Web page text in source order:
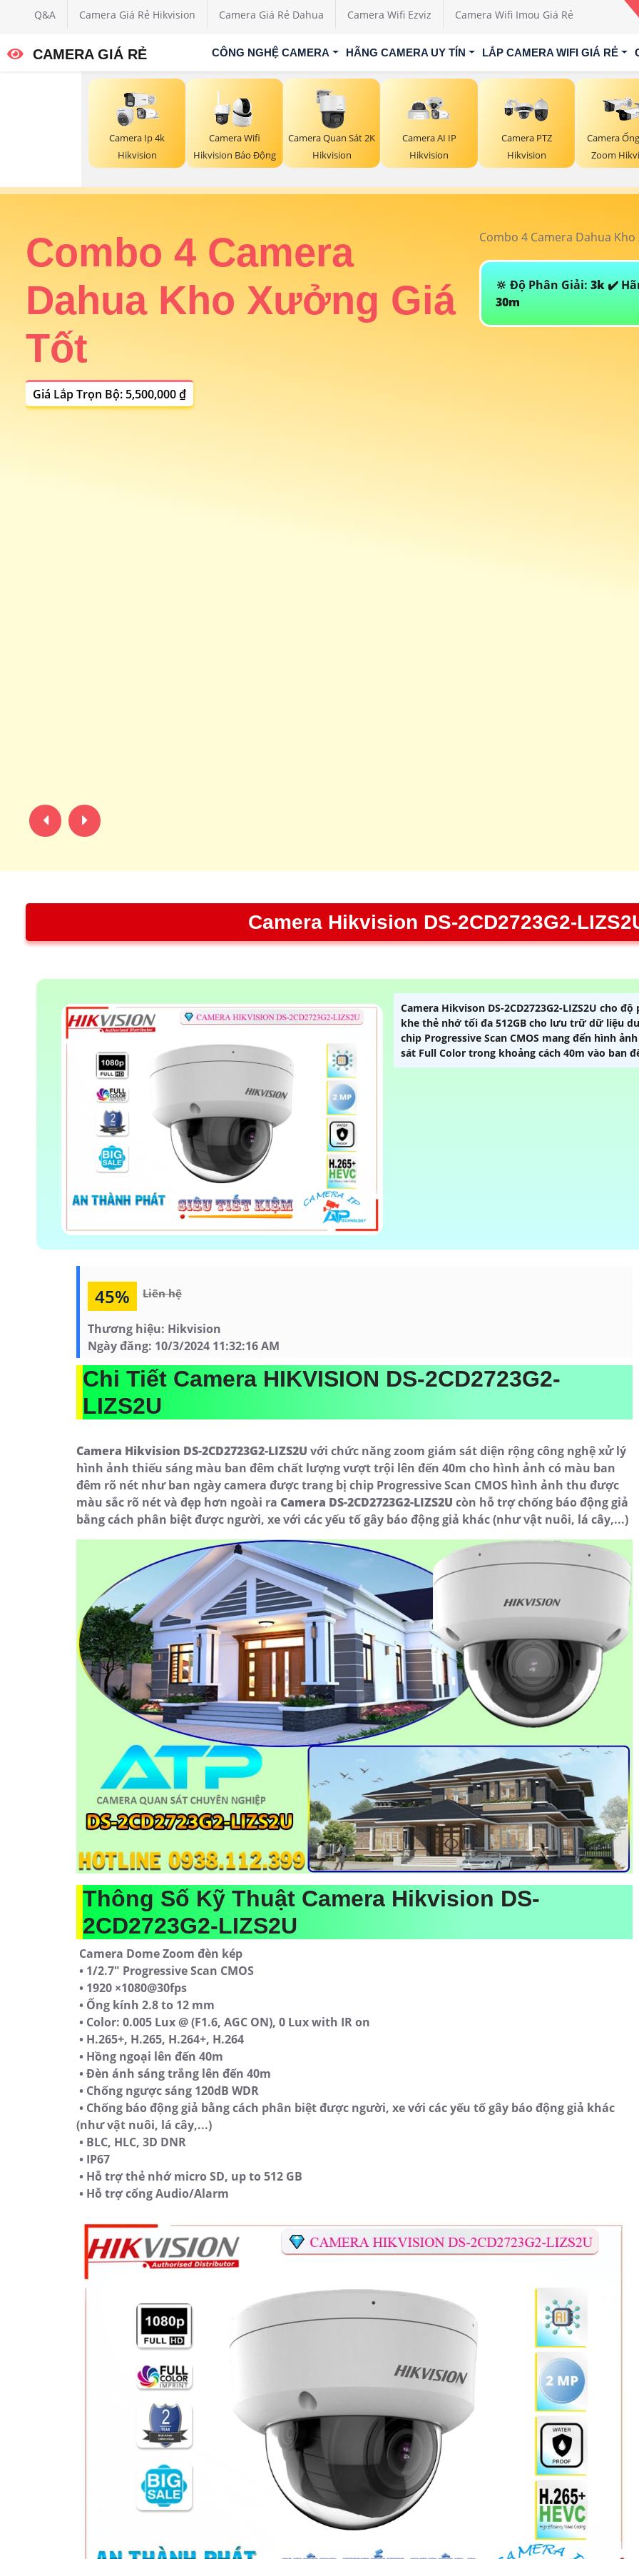
Q&A Camera Giá Rẻ Hikvision Camera Giá Rẻ Dahua Camera Wifi Ezviz Camera Wifi Imou Giá Rẻ
CAMERA GIÁ RẺ CÔNG NGHỆ CAMERA HÃNG CAMERA UY TÍN LẮP CAMERA WIFI GIÁ RẺ
Camera Ip 4k
Hikvision
Camera Wifi
Hikvision Báo Động
Camera Quan Sát 2K
Hikvision
Camera AI IP
Hikvision
Camera PTZ
Hikvision
Camera
Zoom
Combo 4 Camera
Dahua Kho Xưởng Giá
Tốt
Giá Lắp Trọn Bộ: 5,500,000 ₫
Combo 4 Camera Dahua
🔆 Độ Phân Giải: 3k✔️
30m
Camera Hikvision DS-2CD2723G2-
Camera Hikvison DS-2CD2723G2-LIZS2U cho
khe thẻ nhớ tối đa 512GB cho lưu trữ dữ liệu
chip Progressive Scan CMOS mang đến hình
sát Full Color trong khoảng cách 40m vào ban
45% Liên hệ
Thương hiệu: Hikvision
Ngày đăng: 10/3/2024 11:32:16 AM
Chi Tiết Camera HIKVISION DS-2CD2723G2-
LIZS2U
Camera Hikvision DS-2CD2723G2-LIZS2U với chức năng zoom giám sát diện rộng công nghệ xử lý
hình ảnh thiếu sáng màu ban đêm chất lượng vượt trội lên đến 40m cho hình ảnh có màu ban
đêm rõ nét như ban ngày camera được trang bị chip Progressive Scan CMOS hình ảnh thu được
màu sắc rõ nét và đẹp hơn ngoài ra Camera DS-2CD2723G2-LIZS2U còn hỗ trợchống báo động giả
bằng cách phân biệt được người, xe với các yếu tố gây báo động giả khác (như vật nuôi, lá cây,...)
Thông Số Kỹ Thuật Camera Hikvision DS-
2CD2723G2-LIZS2U
Camera Dome Zoom đèn kép
• 1/2.7" Progressive Scan CMOS
• 1920 ×1080@30fps
• Ống kính 2.8 to 12 mm
• Color: 0.005 Lux @ (F1.6, AGC ON), 0 Lux with IR on
• H.265+, H.265, H.264+, H.264
• Hồng ngoại lên đến 40m
• Đèn ánh sáng trắng lên đến 40m
• Chống ngược sáng 120dB WDR
• Chống báo động giả bằng cách phân biệt được người, xe với các yếu tố gây báo động giả khác
(như vật nuôi, lá cây,...)
• BLC, HLC, 3D DNR
• IP67
• Hỗ trợ thẻ nhớ micro SD, up to 512 GB
• Hỗ trợ cổng Audio/Alarm